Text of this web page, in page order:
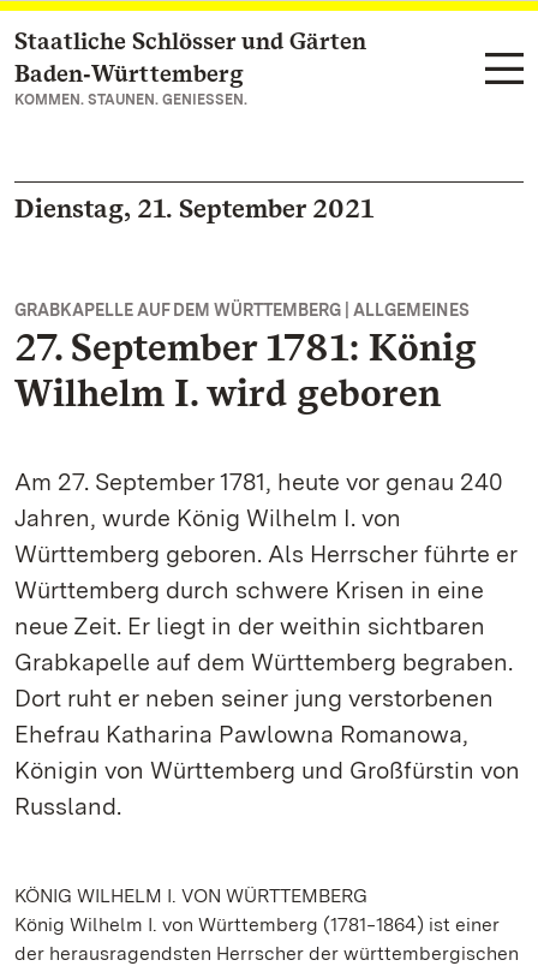
Zum Hauptinhalt springen
Staatliche Schlösser und Gärten
Baden‑Württemberg
KOMMEN. STAUNEN. GENIESSEN.
Dienstag, 21. September 2021
GRABKAPELLE AUF DEM WÜRTTEMBERG | ALLGEMEINES
27. September 1781: König
Wilhelm I. wird geboren
Am 27. September 1781, heute vor genau 240
Jahren, wurde König Wilhelm I. von
Württemberg geboren. Als Herrscher führte er
Württemberg durch schwere Krisen in eine
neue Zeit. Er liegt in der weithin sichtbaren
Grabkapelle auf dem Württemberg begraben.
Dort ruht er neben seiner jung verstorbenen
Ehefrau Katharina Pawlowna Romanowa,
Königin von Württemberg und Großfürstin von
Russland.
KÖNIG WILHELM I. VON WÜRTTEMBERG
König Wilhelm I. von Württemberg (1781‒1864) ist einer
der herausragendsten Herrscher der württembergischen